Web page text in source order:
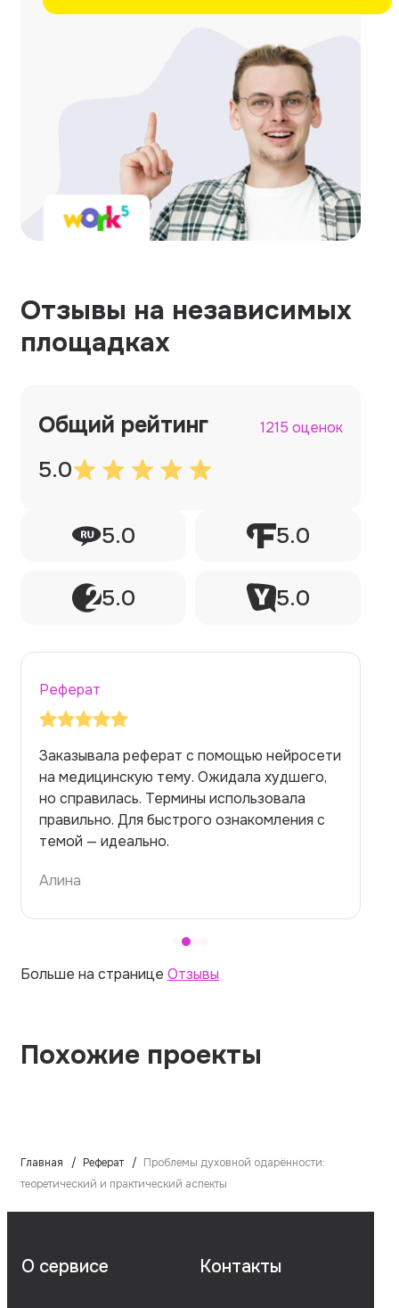
Отзывы на независимых
площадках
Общий рейтинг 1215 оценок
5.0
5.0 5.0
5.0 5.0
Реферат
Заказывала реферат с помощью нейросети
на медицинскую тему. Ожидала худшего,
но справилась. Термины использовала
правильно. Для быстрого ознакомления с
темой — идеально.
Алина
Больше на странице Отзывы
Похожие проекты
Главная Реферат
Проблемы духовной одарённости:
теоретический и практический аспекты
О сервисе Контакты